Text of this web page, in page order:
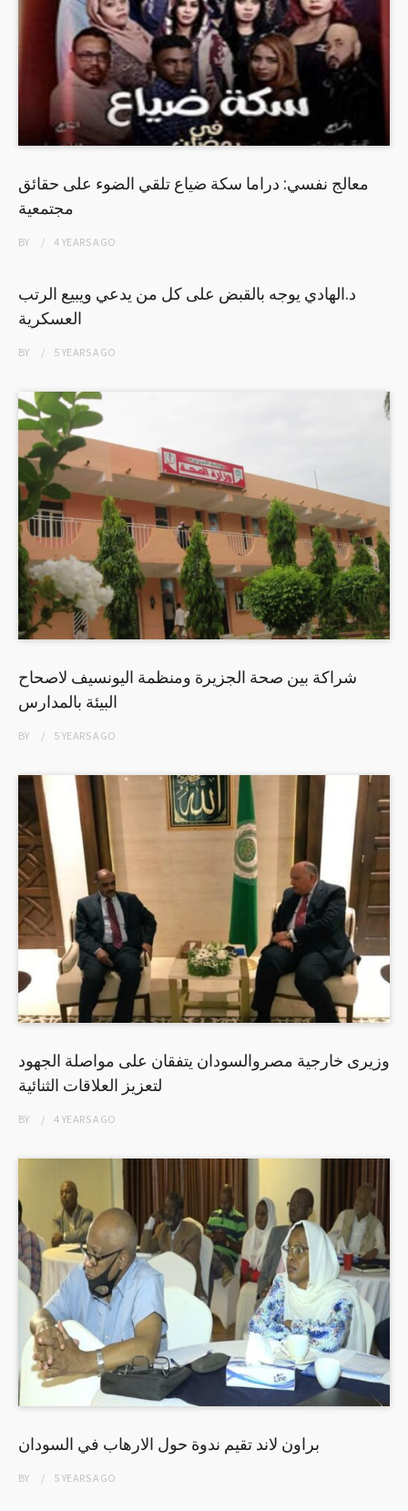
معالج نفسي: دراما سكة ضياع تلقي الضوء على حقائق
مجتمعية
BY 4 YEARSAGO
د.الهادي يوجه بالقبض على كل من يدعي ويبيع الرتب
العسكرية
BY 5 YEARSAGO
شراكة بين صحة الجزيرة ومنظمة اليونسيف لاصحاح
البيئة بالمدارس
BY 5 YEARSAGO
وزيرى خارجية مصروالسودان يتفقان على مواصلة الجهود
لتعزيز العلاقات الثنائية
BY 4 YEARSAGO
براون لاند تقيم ندوة حول الارهاب في السودان
BY 5 YEARSAGO